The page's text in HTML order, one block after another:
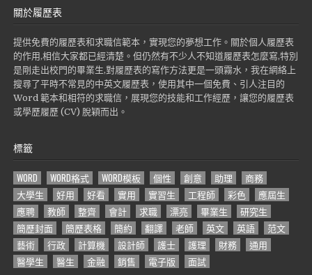
關於履歷表
提供免費的履歷表和求職信範本，實現您的夢想工作。關於個人履歷表
的作用,相信大家都已經清楚。但仍然有不少人不知道履歷表怎麼寫,特別
是剛走出校門的畢業生,對履歷表的寫作方法更是一頭霧水，我在網絡上
搜尋了平時不常見的中英文履歷表，使用其中一個免費、引人注目的
Word 範本和相符的求職信，展現您的技能和工作經歷，讓您的履歷表
或學歷履歷 (CV) 脫穎而出。
標籤
WORD WORD格式 WORD模板 個性 創意 助理
商務
大學生
好用 好看 實用 實習生 工程師 彩色
應屆生
應聘
教師 整齊 會計 求職 漂亮 畢業生
研究生
簡歷封面
簡歷表格 簡約 翻譯 老師 英文 英語
范文
藝術
行政 計算機 設計師 護士 護理 財務
通用
醫學生
醫生 金融 銷售 電子版 面試